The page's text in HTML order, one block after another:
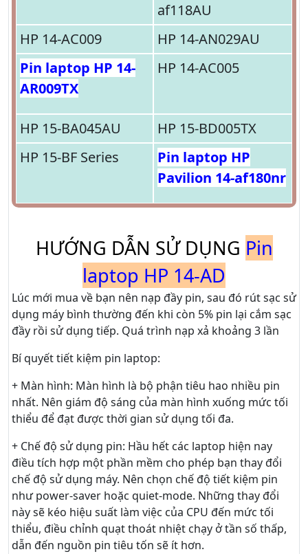
af118AU
HP 14-AC009
HP 14-AN029AU
Pin laptop HP 14-
AR009TX
HP 14-AC005
HP 15-BA045AU
HP 15-BD005TX
HP 15-BF Series
Pin laptop HP
Pavilion 14-af180nr
HƯỚNG DẪN SỬ DỤNG Pin
laptop HP 14-AD
Lúc mới mua về bạn nên nạp đầy pin, sau đó rút sạc sử
dụng máy bình thường đến khi còn 5% pin lại cắm sạc
đầy rồi sử dụng tiếp. Quá trình nạp xả khoảng 3 lần
Bí quyết tiết kiệm pin laptop:
+ Màn hình: Màn hình là bộ phận tiêu hao nhiều pin
nhất. Nên giám độ sáng của màn hình xuống mức tối
thiểu để đạt được thời gian sử dụng tối đa.
+ Chế độ sử dụng pin: Hầu hết các laptop hiện nay
điều tích hợp một phần mềm cho phép bạn thay đổi
chế độ sử dụng máy. Nên chọn chế độ tiết kiệm pin
như power-saver hoặc quiet-mode. Những thay đổi
này sẽ kéo hiệu suất làm việc của CPU đến mức tối
thiểu, điều chỉnh quạt thoát nhiệt chạy ở tần số thấp,
dẫn đến nguồn pin tiêu tốn sẽ ít hơn.